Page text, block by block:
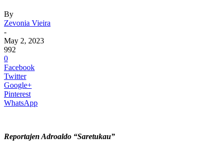
By
Zevonia Vieira
-
May 2, 2023
992
0
Facebook
Twitter
Google+
Pinterest
WhatsApp
Reportajen Adroaldo “Saretukau”